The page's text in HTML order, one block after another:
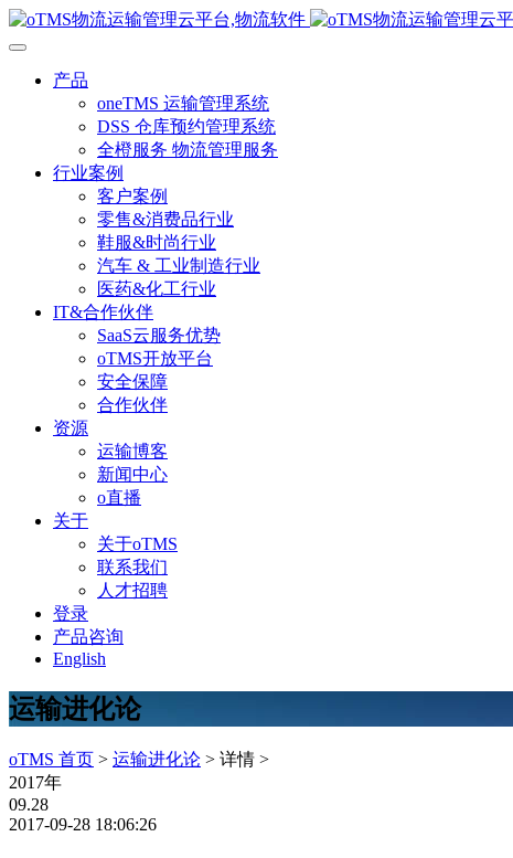
产品
oneTMS 运输管理系统
DSS 仓库预约管理系统
全橙服务 物流管理服务
行业案例
客户案例
零售&消费品行业
鞋服&时尚行业
汽车 & 工业制造行业
医药&化工行业
IT&合作伙伴
SaaS云服务优势
oTMS开放平台
安全保障
合作伙伴
资源
运输博客
新闻中心
o直播
关于
关于oTMS
联系我们
人才招聘
登录
产品咨询
English
运输进化论
oTMS 首页 > 运输进化论 > 详情 >
2017年
09.28
2017-09-28 18:06:26